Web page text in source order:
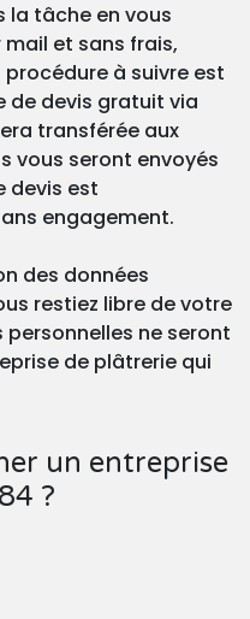
la tâche en vous
et sans frais,
procédure à suivre est
de devis gratuit via
transférée aux
vous seront envoyés
devis est
engagement.
des données
restiez libre de votre
ne seront
de plâtrerie qui
un entreprise
?